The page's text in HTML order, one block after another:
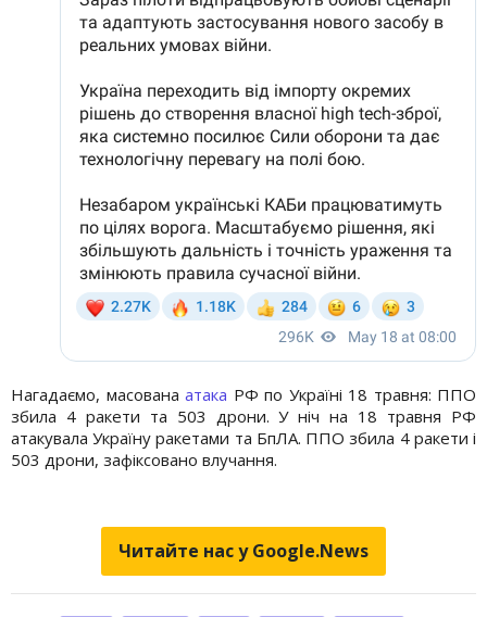
Нагадаємо, масована атака РФ по Україні 18 травня: ППО
збила 4 ракети та 503 дрони. У ніч на 18 травня РФ
атакувала Україну ракетами та БпЛА. ППО збила 4 ракети і
503 дрони, зафіксовано влучання.
Читайте нас у Google.News